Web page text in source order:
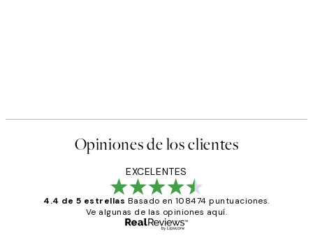
Opiniones de los clientes
EXCELENTES
4.4 de 5 estrellas Basado en 108474 puntuaciones.
Ve algunas de las opiniones aquí.